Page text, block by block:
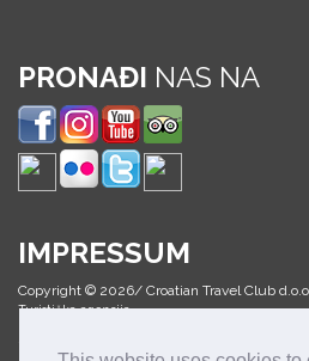
PRONAĐI NAS NA
IMPRESSUM
Copyright © 2026/ Croatian Travel Club
Turistička agencija